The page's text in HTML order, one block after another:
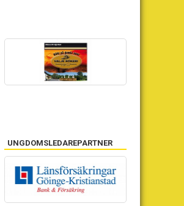
UNGDOMSLEDAREPARTNER
NÄTVERKSPARTNER